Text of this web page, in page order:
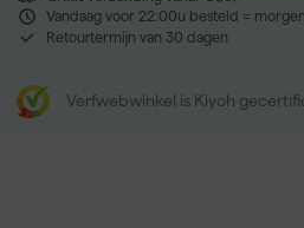
Vandaag voor 22:00u besteld =
Retourtermijn van 30 dagen
Verfwebwinkel is Kiyoh